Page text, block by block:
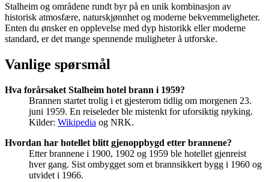
Stalheim og områdene rundt byr på en unik kombinasjon av
historisk atmosfære, naturskjønnhet og moderne bekvemmeligheter.
Enten du ønsker en opplevelse med dyp historikk eller moderne
standard, er det mange spennende muligheter å utforske.
Vanlige spørsmål
Hva forårsaket Stalheim hotel brann i 1959?
Brannen startet trolig i et gjesterom tidlig om morgenen 23.
juni 1959. En reiseleder ble mistenkt for uforsiktig røyking.
Kilder: Wikipedia og NRK.
Hvordan har hotellet blitt gjenoppbygd etter brannene?
Etter brannene i 1900, 1902 og 1959 ble hotellet gjenreist
hver gang. Sist ombygget som et brannsikkert bygg i 1960 og
utvidet i 1966.